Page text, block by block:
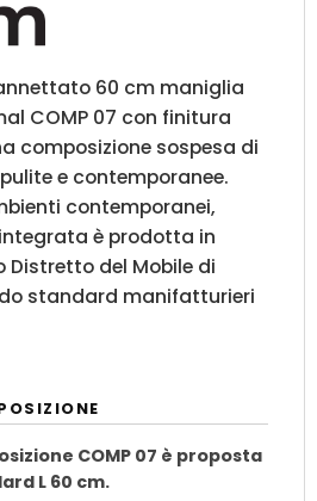
60 cm maniglia
COMP 07 con finitura
composizione sospesa di
e contemporanee.
contemporanei,
è prodotta in
del Mobile di
standard manifatturieri
COMP 07 è proposta
L 60 cm.